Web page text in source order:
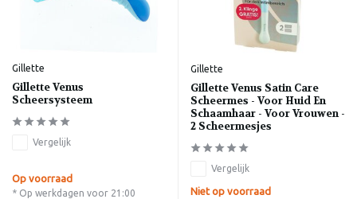
Gillette
Gillette Venus
Scheersysteem
Vergelijk
Op voorraad
* Op werkdagen voor 21:00
Gillette
Gillette Venus Satin Care
Scheermes - Voor Huid En
Schaamhaar - Voor Vrouwen -
2 Scheermesjes
Vergelijk
Niet op voorraad